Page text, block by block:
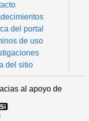
del portal
de uso
del sitio
al apoyo de